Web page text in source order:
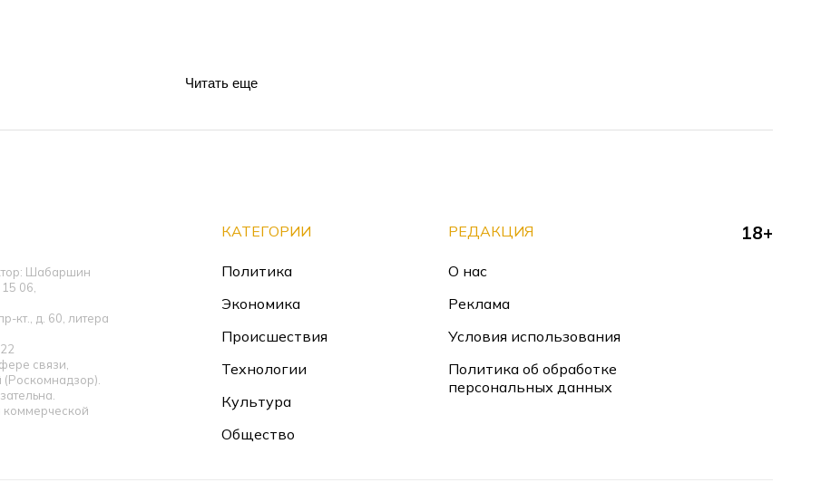
Читать еще
Шабаршин
06,
кт., д. 60, литера
связи,
КАТЕГОРИИ
Политика
Экономика
Происшествия
Технологии
Культура
Общество
РЕДАКЦИЯ
О нас
Реклама
Условия использования
Политика об обработке
персональных данных
18+